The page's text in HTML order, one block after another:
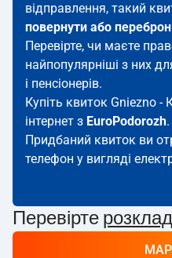
відправлення, такий
повернути або
Перевірте, чи маєте
найпопулярніші з них
і пенсіонерів.
Купіть квиток Gniezno -
інтернет з EuroPodorozh
Придбаний квиток ви
телефон у вигляді
Перевірте